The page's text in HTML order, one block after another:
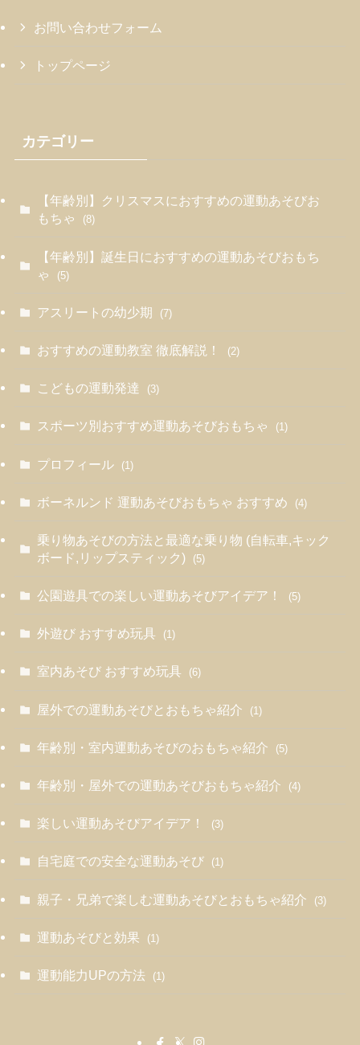
お問い合わせフォーム
トップページ
カテゴリー
【年齢別】クリスマスにおすすめの運動あそびお
もちゃ
(8)
【年齢別】誕生日におすすめの運動あそびおもち
ゃ
(5)
アスリートの幼少期 (7)
おすすめの運動教室 徹底解説！ (2)
こどもの運動発達 (3)
スポーツ別おすすめ運動あそびおもちゃ (1)
プロフィール (1)
ボーネルンド 運動あそびおもちゃ おすすめ (4)
乗り物あそびの方法と最適な乗り物 (自転車,キック
ボード,リップスティック)
(5)
公園遊具での楽しい運動あそびアイデア！ (5)
外遊び おすすめ玩具 (1)
室内あそび おすすめ玩具 (6)
屋外での運動あそびとおもちゃ紹介 (1)
年齢別・室内運動あそびのおもちゃ紹介 (5)
年齢別・屋外での運動あそびおもちゃ紹介 (4)
楽しい運動あそびアイデア！ (3)
自宅庭での安全な運動あそび (1)
親子・兄弟で楽しむ運動あそびとおもちゃ紹介 (3)
運動あそびと効果 (1)
運動能力UPの方法 (1)